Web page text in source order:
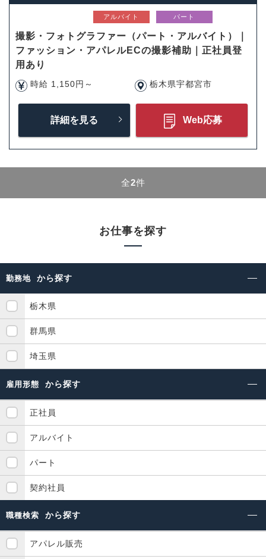
アルバイト パート
撮影・フォトグラファー（パート・アルバイト）｜
ファッション・アパレルECの撮影補助｜正社員登
用あり
時給 1,150円～ 栃木県宇都宮市
詳細を見る Web応募
全2件
お仕事を探す
勤務地 から探す
栃木県
群馬県
埼玉県
雇用形態 から探す
正社員
アルバイト
パート
契約社員
職種検索 から探す
アパレル販売